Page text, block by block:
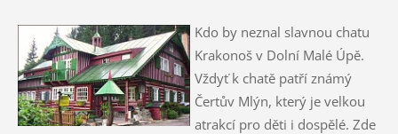
Kdo by neznal slavnou chatu
Krakonoš v Dolní Malé Úpě.
Vždyť k chatě patří známý
Čertův Mlýn, který je velkou
atrakcí pro děti i dospělé. Zde